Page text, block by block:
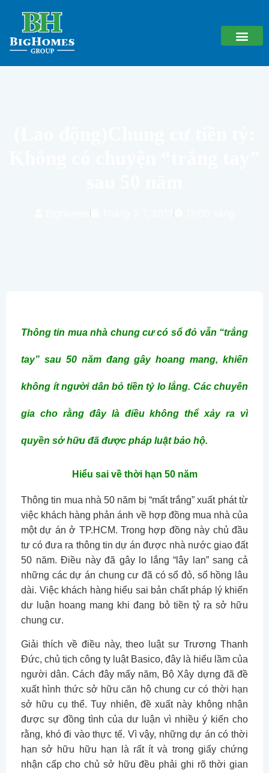
Thông tin mua nhà chung cư có sổ đỏ vẫn “trắng
tay” sau 50 năm đang gây hoang mang, khiến
không ít người dân bỏ tiền tỷ lo lắng. Các chuyên
gia cho rằng đây là điều không thể xảy ra vì
quyền sở hữu đã được pháp luật bảo hộ.
Hiểu sai về thời hạn 50 năm
Thông tin mua nhà 50 năm bị “mất trắng” xuất phát từ
việc khách hàng phản ánh về hợp đồng mua nhà của
một dự án ở TP.HCM. Trong hợp đồng này chủ đầu
tư có đưa ra thông tin dự án được nhà nước giao đất
50 năm. Điều này đã gây lo lắng “lây lan” sang cả
những các dự án chung cư đã có sổ đỏ, sổ hồng lâu
dài. Việc khách hàng hiểu sai bản chất pháp lý khiến
dư luận hoang mang khi đang bỏ tiền tỷ ra sở hữu
chung cư.
Giải thích về điều này, theo luật sư Trương Thanh
Đức, chủ tịch công ty luật Basico, đây là hiểu lầm của
người dân. Cách đây mấy năm, Bộ Xây dựng đã đề
xuất hình thức sở hữu căn hộ chung cư có thời hạn
sở hữu cụ thể. Tuy nhiên, đề xuất này không nhận
được sự đồng tình của dư luận vì nhiều ý kiến cho
rằng, khó đi vào thực tế. Vì vậy, những dự án có thời
hạn sở hữu hữu hạn là rất ít và trong giấy chứng
nhận cấp cho chủ sở hữu đều phải ghi rõ thời gian